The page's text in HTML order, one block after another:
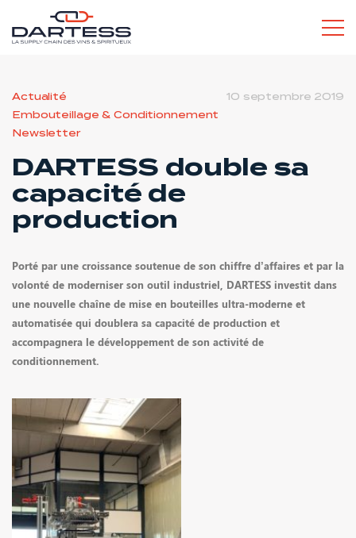
L’ESPRIT DARTESS
RECRUTEMENT
Actualité
Embouteillage & Conditionnement
Newsletter
10 septembre 2019
DARTESS double sa
capacité de
production
Porté par une croissance soutenue de son chiffre d’affaires et par la
volonté de moderniser son outil industriel, DARTESS investit dans
une nouvelle chaîne de mise en bouteilles ultra-moderne et
automatisée qui doublera sa capacité de production et
accompagnera le développement de son activité de
conditionnement.